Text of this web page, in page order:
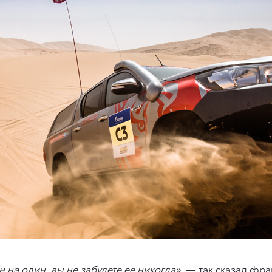
один, вы не забудете ее никогда», — так сказал